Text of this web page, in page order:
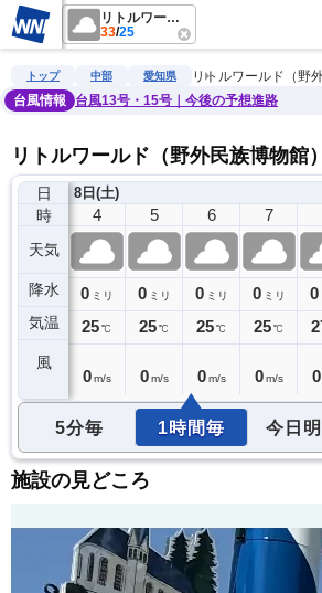
リトルワールド（野外民族博物館）
33/25
雨雲レーダー 台風情報 地震情報 警報
トップ 中部 愛知県
リトルワールド（野
台風情報
台風13号・15号｜今後の予想進路
リトルワールド（野外民族博物館
日
時
天気
降水
気温
風
8日(土)
3
0ミリ
26℃
4
0 ミリ
25℃
0 m/s
5
0 ミリ
25℃
0 m/s
6
0 ミリ
25℃
0 m/s
7
0 ミリ
25℃
0 m/s
0
0
5分毎 1時間毎 今日明
施設の見どころ